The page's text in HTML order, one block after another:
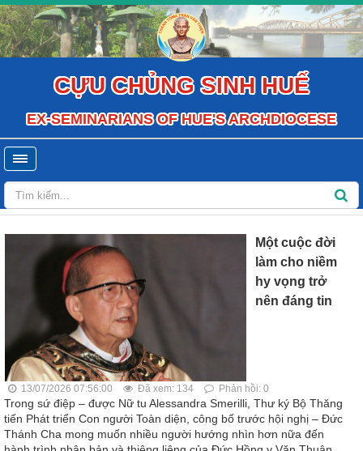
CỰU CHỦNG SINH HUẾ
EX-SEMINARIANS OF HUE'S ARCHDIOCESE
Một cuộc đời
làm cho niềm
hy vọng trở
nên đáng tin
13/07/2026 07:56:00 Đã xem: 134 Phản hồi: 0
Trong sứ điệp – được Nữ tu Alessandra Smerilli, Thư ký Bộ Thăng
tiến Phát triển Con người Toàn diện, công bố trước hội nghị – Đức
Thánh Cha mong muốn nhiều người hướng nhìn hơn nữa đến